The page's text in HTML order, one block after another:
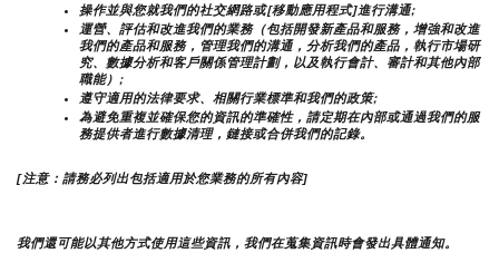
操作並與您就我們的社交網路或[移動應用程式]進行溝通;
運營、評估和改進我們的業務（包括開發新產品和服務，增強和改進
我們的產品和服務，管理我們的溝通，分析我們的產品，執行市場研
究、數據分析和客戶關係管理計劃，以及執行會計、審計和其他內部
職能）;
遵守適用的法律要求、相關行業標準和我們的政策;
為避免重複並確保您的資訊的準確性，請定期在內部或通過我們的服
務提供者進行數據清理，鏈接或合併我們的記錄。
[注意：請務必列出包括適用於您業務的所有內容]
我們還可能以其他方式使用這些資訊，我們在蒐集資訊時會發出具體通知。